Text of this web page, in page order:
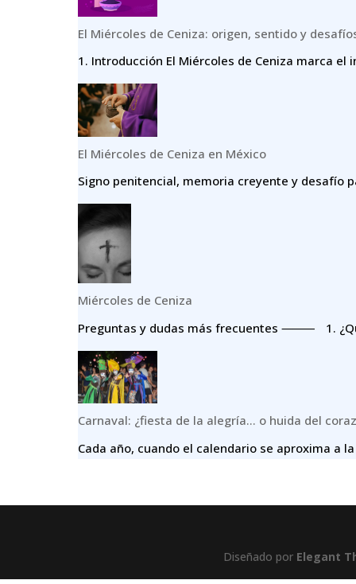
El Miércoles de Ceniza: origen, sentido y
1.⁠ ⁠Introducción El Miércoles de Ceniza marca el
El Miércoles de Ceniza en México
Signo penitencial, memoria creyente y desafío
Miércoles de Ceniza
Preguntas y dudas más frecuentes ⸻ 1.⁠
Carnaval: ¿fiesta de la alegría… o huida del
Cada año, cuando el calendario se aproxima a
Diseñado por Elegant